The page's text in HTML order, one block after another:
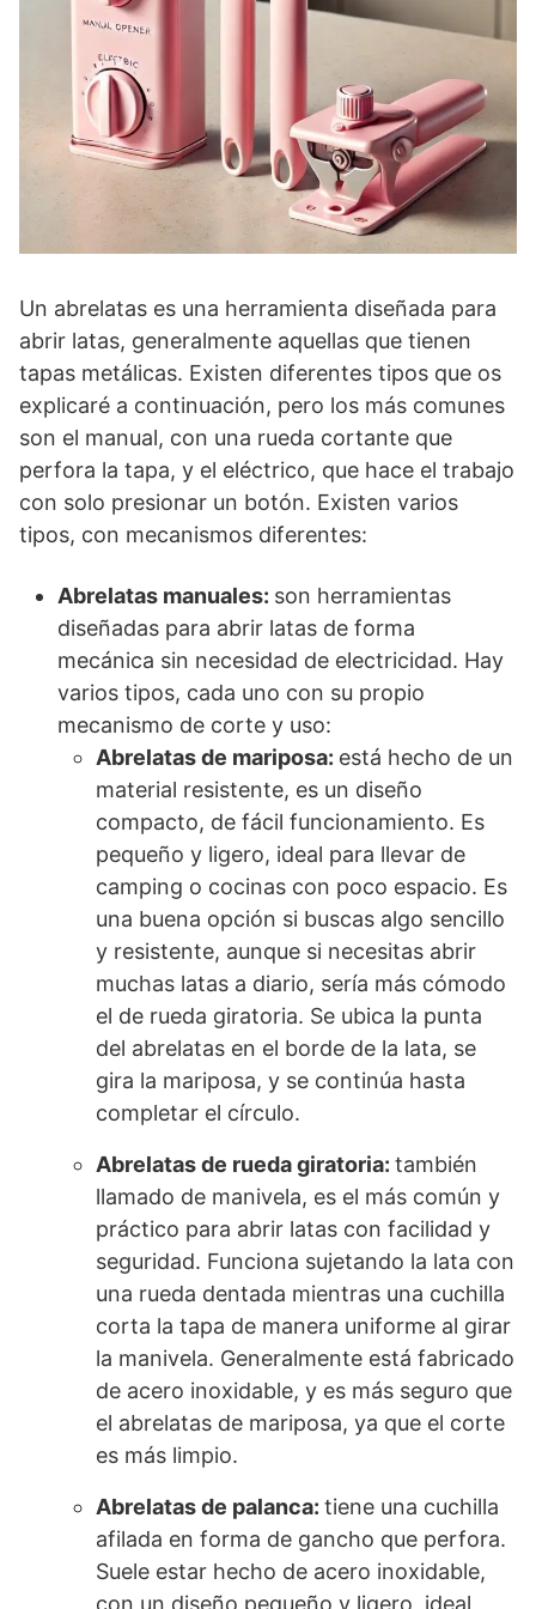
Un abrelatas es una herramienta diseñada para
abrir latas, generalmente aquellas que tienen
tapas metálicas. Existen diferentes tipos que os
explicaré a continuación, pero los más comunes
son el manual, con una rueda cortante que
perfora la tapa, y el eléctrico, que hace el trabajo
con solo presionar un botón. Existen varios
tipos, con mecanismos diferentes:
Abrelatas manuales: son herramientas
diseñadas para abrir latas de forma
mecánica sin necesidad de electricidad. Hay
varios tipos, cada uno con su propio
mecanismo de corte y uso:
Abrelatas de mariposa: está hecho de un
material resistente, es un diseño
compacto, de fácil funcionamiento. Es
pequeño y ligero, ideal para llevar de
camping o cocinas con poco espacio. Es
una buena opción si buscas algo sencillo
y resistente, aunque si necesitas abrir
muchas latas a diario, sería más cómodo
el de rueda giratoria. Se ubica la punta
del abrelatas en el borde de la lata, se
gira la mariposa, y se continúa hasta
completar el círculo.
Abrelatas de rueda giratoria: también
llamado de manivela, es el más común y
práctico para abrir latas con facilidad y
seguridad. Funciona sujetando la lata con
una rueda dentada mientras una cuchilla
corta la tapa de manera uniforme al girar
la manivela. Generalmente está fabricado
de acero inoxidable, y es más seguro que
el abrelatas de mariposa, ya que el corte
es más limpio.
Abrelatas de palanca: tiene una cuchilla
afilada en forma de gancho que perfora.
Suele estar hecho de acero inoxidable,
con un diseño pequeño y ligero, ideal